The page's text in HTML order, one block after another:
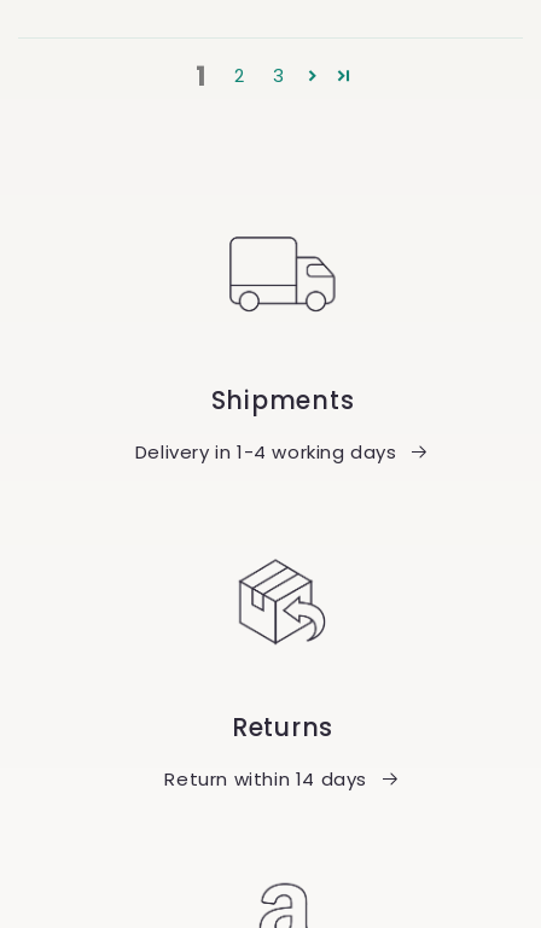
1 2 3
Shipments
Delivery in 1-4 working days
Returns
Return within 14 days